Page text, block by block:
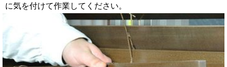
に気を付けて作業してください。